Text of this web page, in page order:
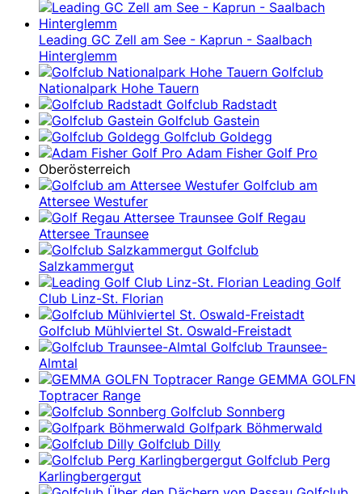
Leading GC Zell am See - Kaprun - Saalbach
Hinterglemm
Golfclub
Nationalpark Hohe Tauern
Golfclub Radstadt
Golfclub Gastein
Golfclub Goldegg
Adam Fisher Golf Pro
Oberösterreich
Golfclub am
Attersee Westufer
Golf Regau
Attersee Traunsee
Golfclub
Salzkammergut
Leading Golf
Club Linz-St. Florian
Golfclub Mühlviertel St. Oswald-Freistadt
Golfclub Traunsee-
Almtal
GEMMA GOLFN
Toptracer Range
Golfclub Sonnberg
Golfpark Böhmerwald
Golfclub Dilly
Golfclub Perg
Karlingbergergut